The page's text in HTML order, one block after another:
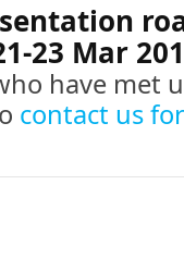
23 Mar
have met
contact us